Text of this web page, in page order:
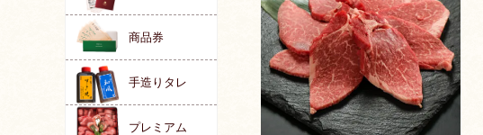
商品券
手造りタレ
プレミアム